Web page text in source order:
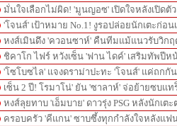
มั่นใจเลือกไม่ผิด! 'มูนญอซ' เปิดใจหลังเปิดตั
'โจนส์' เป้าหมาย No.1! งูรอปล่อยนักเตะก่อ
หงส์เมินดึง 'ควอนซาห์' คืนทีมแม้แนวรับวิก
ชิคาโก ไฟร์ หวังเซ็น 'ฟาน ไดค์' เสริมทัพปีห
'โซโบซไล' แจงดราม่าปะทะ 'โจนส์' แค่ถกกั
เซ็น 2 ปี! โรมาโน่' ยัน 'ซาลาห์' จ่อย้ายซบแ
หงส์ลุยทาบ 'เอ็มบาย' ดาวรุ่ง PSG หลังนักเต
ครอบครัว 'คีแกน' ซาบซึ้งทุกกำลังใจหลังแฟ